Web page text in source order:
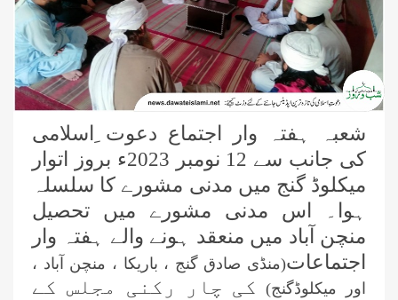
شعبہ ہفتہ وار اجتماع دعوت ِاسلامی
کی جانب سے 12 نومبر 2023ء بروز اتوار
میکلوڈ گنج میں مدنی مشورے کا سلسلہ
ہوا۔ اس مدنی مشورے میں تحصیل
منچن آباد میں منعقد ہونے والے ہفتہ وار
اجتماعات(منڈی صادق گنج ، باریکا ، منچن آباد ،
اور میکلوڈگنج) کی چار رکنی مجلس کے